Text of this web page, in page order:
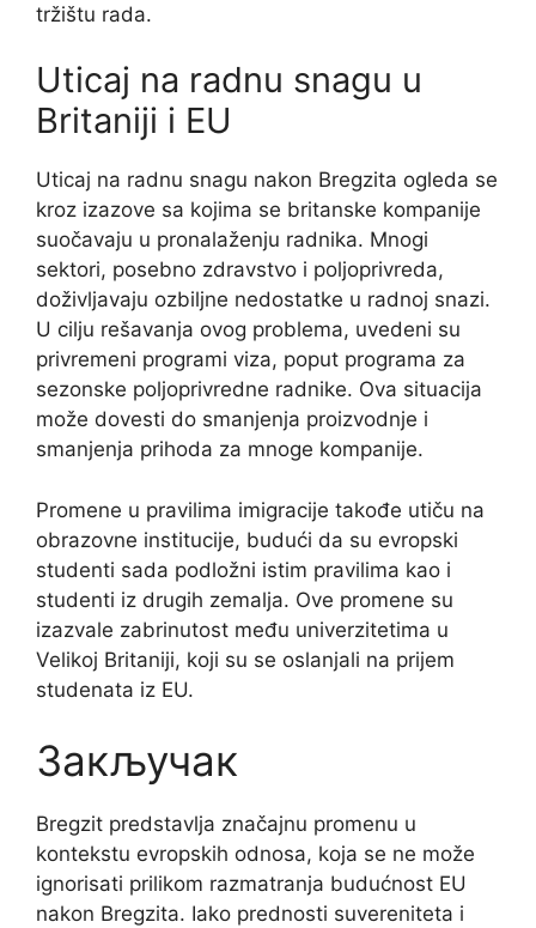
tržištu rada.
Uticaj na radnu snagu u
Britaniji i EU
Uticaj na radnu snagu nakon Bregzita ogleda se
kroz izazove sa kojima se britanske kompanije
suočavaju u pronalaženju radnika. Mnogi
sektori, posebno zdravstvo i poljoprivreda,
doživljavaju ozbiljne nedostatke u radnoj snazi.
U cilju rešavanja ovog problema, uvedeni su
privremeni programi viza, poput programa za
sezonske poljoprivredne radnike. Ova situacija
može dovesti do smanjenja proizvodnje i
smanjenja prihoda za mnoge kompanije.
Promene u pravilima imigracije takođe utiču na
obrazovne institucije, budući da su evropski
studenti sada podložni istim pravilima kao i
studenti iz drugih zemalja. Ove promene su
izazvale zabrinutost među univerzitetima u
Velikoj Britaniji, koji su se oslanjali na prijem
studenata iz EU.
Закључак
Bregzit predstavlja značajnu promenu u
kontekstu evropskih odnosa, koja se ne može
ignorisati prilikom razmatranja budućnost EU
nakon Bregzita. Iako prednosti suvereniteta i